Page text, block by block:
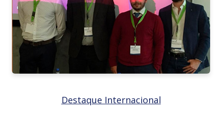
Destaque Internacional